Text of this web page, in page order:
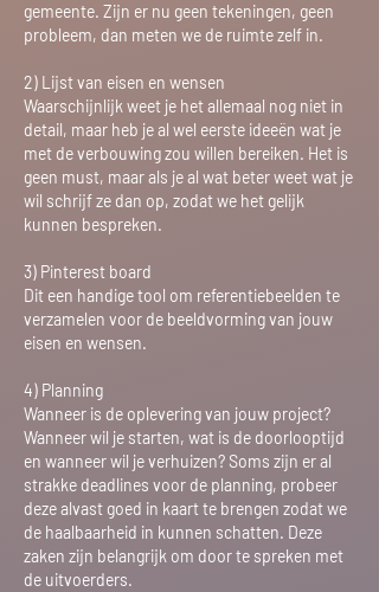
gemeente. Zijn er nu geen tekeningen, geen
probleem, dan meten we de ruimte zelf in.
2) Lijst van eisen en wensen
Waarschijnlijk weet je het allemaal nog niet in
detail, maar heb je al wel eerste ideeën wat je
met de verbouwing zou willen bereiken. Het is
geen must, maar als je al wat beter weet wat je
wil schrijf ze dan op, zodat we het gelijk
kunnen bespreken.
3) Pinterest board
Dit een handige tool om referentiebeelden te
verzamelen voor de beeldvorming van jouw
eisen en wensen.
4) Planning
Wanneer is de oplevering van jouw project?
Wanneer wil je starten, wat is de doorlooptijd
en wanneer wil je verhuizen? Soms zijn er al
strakke deadlines voor de planning, probeer
deze alvast goed in kaart te brengen zodat we
de haalbaarheid in kunnen schatten. Deze
zaken zijn belangrijk om door te spreken met
de uitvoerders.